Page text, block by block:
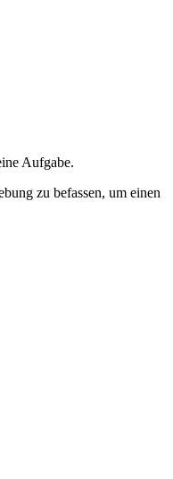
Aufgabe.
zu befassen, um einen